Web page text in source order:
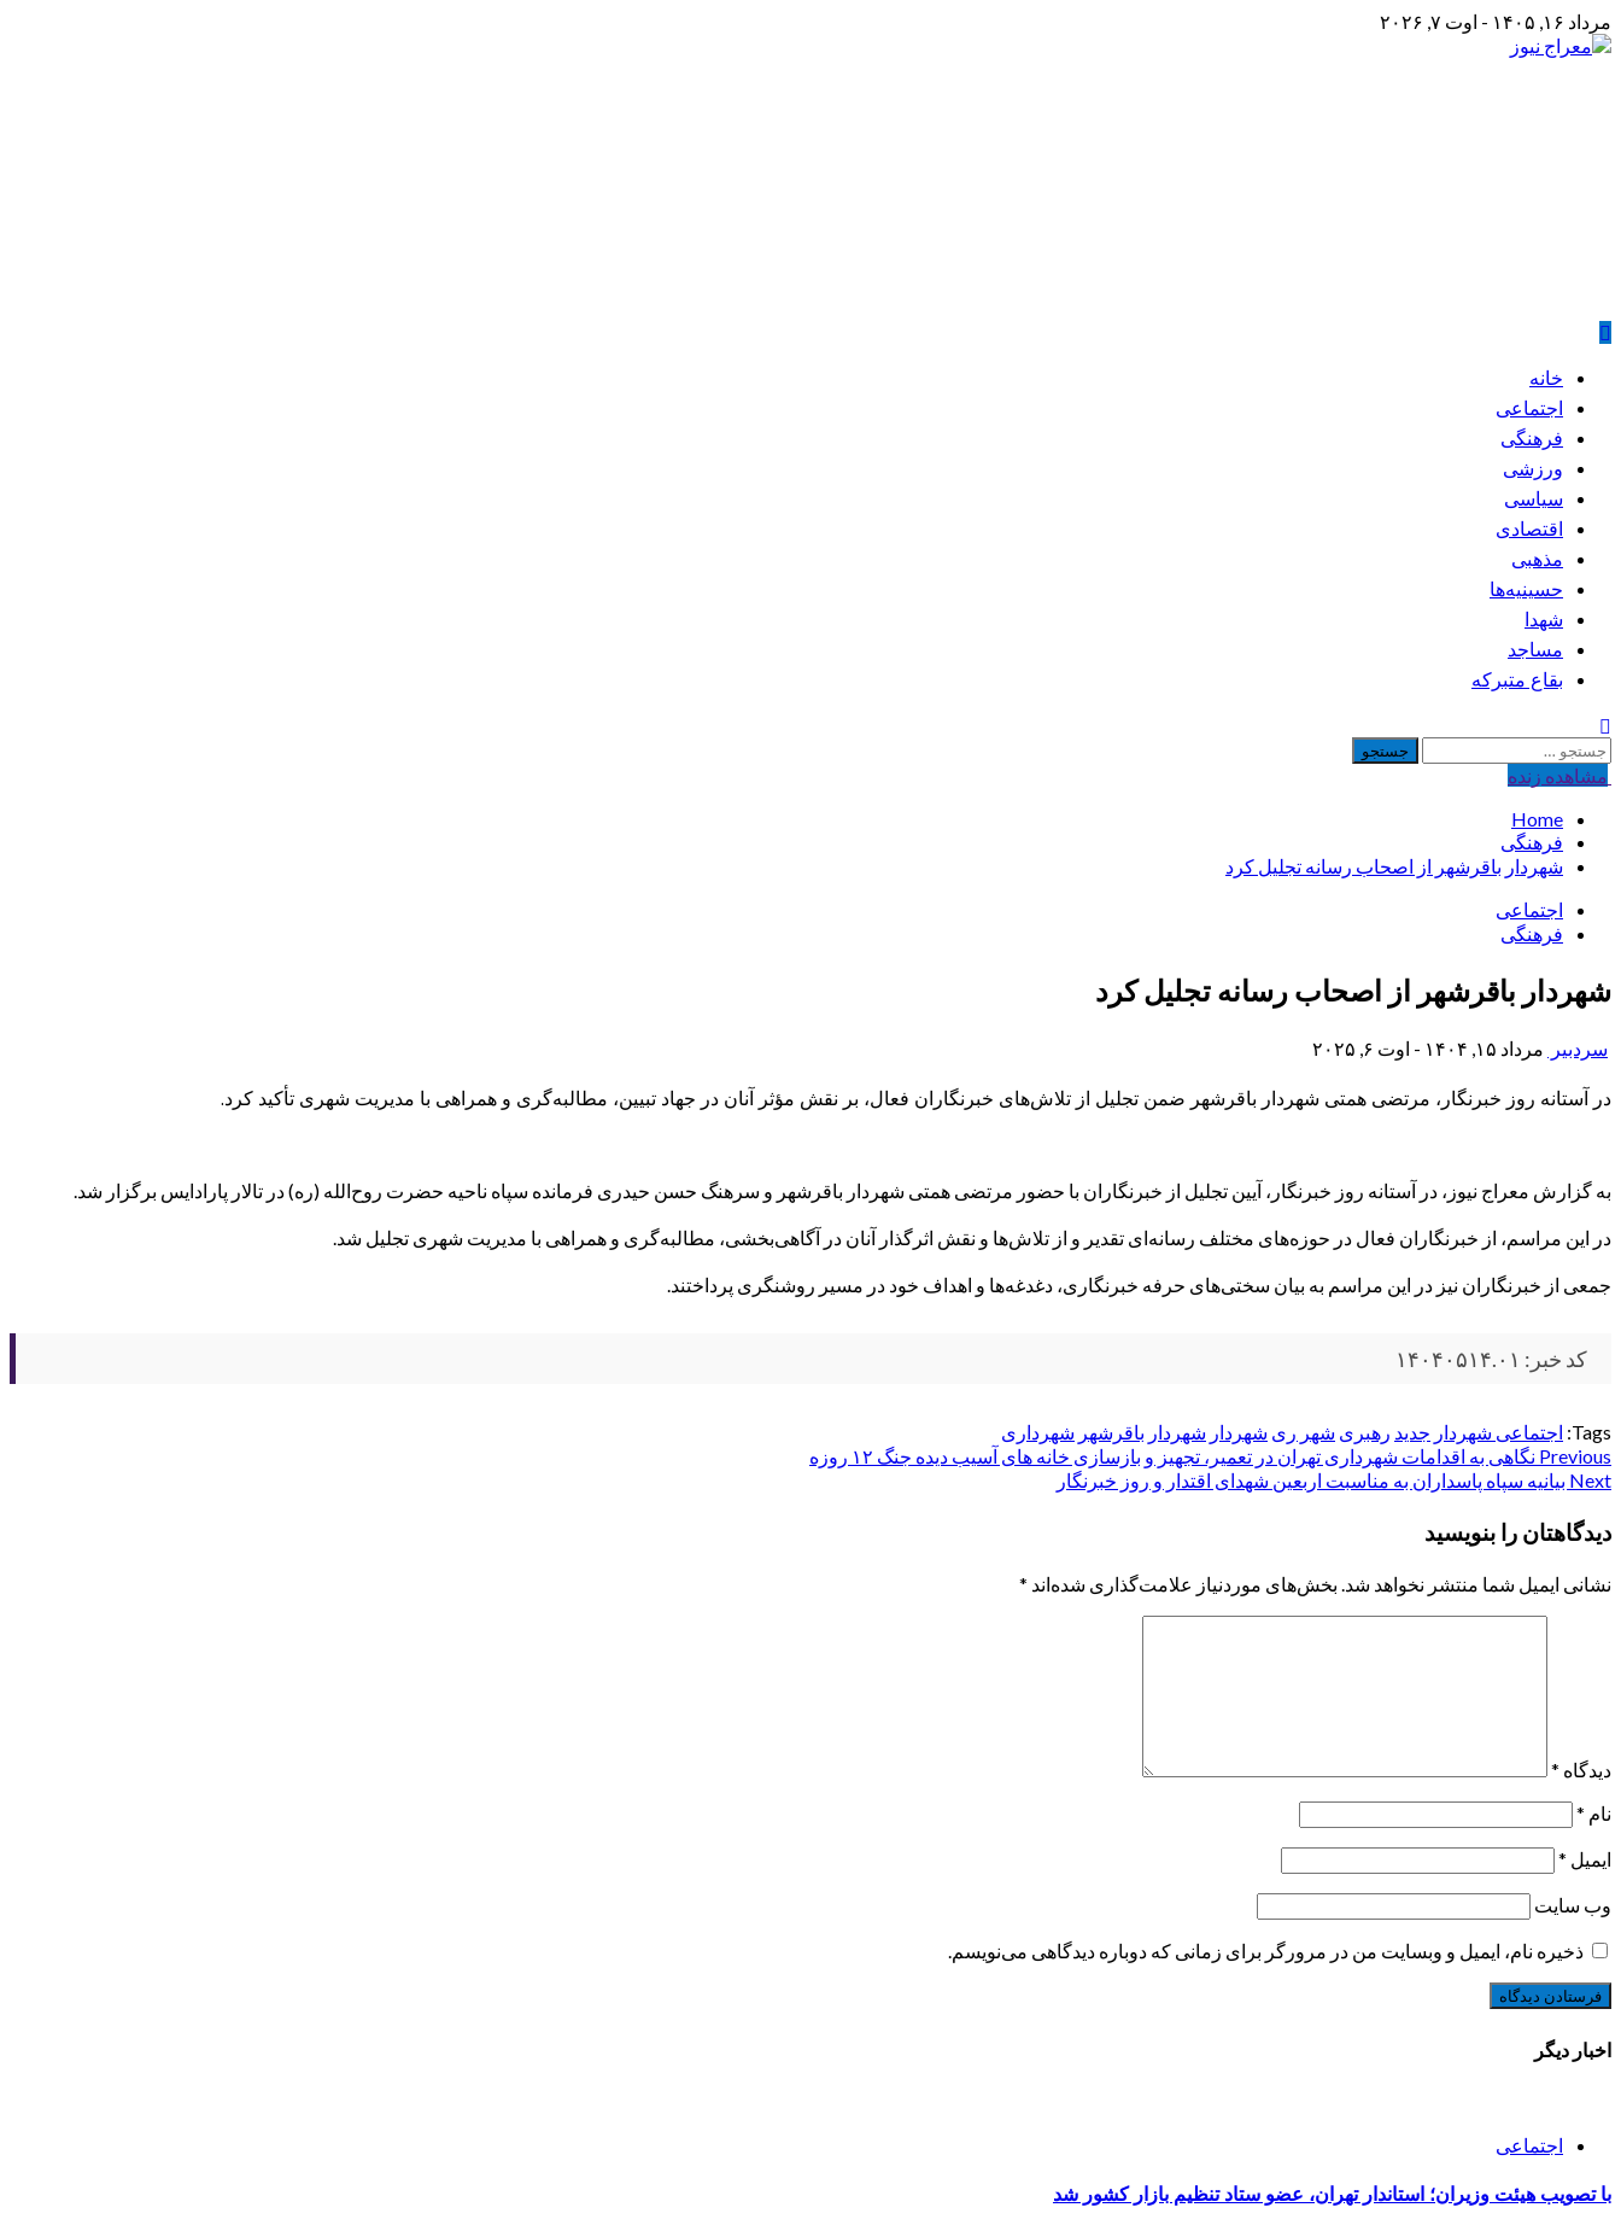
Skip
to
content
مرداد ۱۶, ۱۴۰۵ - اوت ۷, ۲۰۲۶
Primaryخانه
اجتماعی
فرهنگی
ورزشی
سیاسی
اقتصادی
مذهبی
حسینیه‌ها
شهدا
مساجد
بقاع متبرکه
جستجو
برای:
مشاهده‌ زنده
Home
فرهنگی
شهردار باقرشهر از اصحاب رسانه تجلیل کرد
اجتماعی
فرهنگی
شهردار باقرشهر از اصحاب رسانه تجلیل کرد
سردبیر مرداد ۱۵, ۱۴۰۴ - اوت ۶, ۲۰۲۵
در آستانه روز خبرنگار، مرتضی همتی شهردار باقرشهر ضمن تجلیل از تلاش‌های خبرنگاران فعال، بر نقش مؤثر آنان در جهاد تبیین، مطالبه‌گری و همراهی با مدیریت شهری تأکید کرد.
به گزارش معراج نیوز، در آستانه روز خبرنگار، آیین تجلیل از خبرنگاران با حضور مرتضی همتی شهردار باقرشهر و سرهنگ حسن حیدری فرمانده سپاه ناحیه حضرت روح‌الله (ره) در تالار پارادایس برگزار شد.
در این مراسم، از خبرنگاران فعال در حوزه‌های مختلف رسانه‌ای تقدیر و از تلاش‌ها و نقش اثرگذار آنان در آگاهی‌بخشی، مطالبه‌گری و همراهی با مدیریت شهری تجلیل شد.
جمعی از خبرنگاران نیز در این مراسم به بیان سختی‌های حرفه خبرنگاری، دغدغه‌ها و اهداف خود در مسیر روشنگری پرداختند.
کد خبر: ۱۴۰۴۰۵۱۴.۰۱
Tags: اجتماعی شهردار جدید رهبری شهر ری شهردار شهردار باقرشهر شهرداری
Post
navigation
Previous نگاهی به اقدامات شهرداری تهران در تعمیر، تجهیز و بازسازی خانه های آسیب دیده جنگ ۱۲ روزه
Next بیانیه سپاه پاسداران به مناسبت اربعین شهدای اقتدار و روز خبرنگار
دیدگاهتان را بنویسید
نشانی ایمیل شما منتشر نخواهد شد. بخش‌های موردنیاز علامت‌گذاری شده‌اند *
دیدگاه *
نام *
ایمیل *
وب‌ سایت
ذخیره نام، ایمیل و وبسایت من در مرورگر برای زمانی که دوباره دیدگاهی می‌نویسم.
اخبار دیگر
اجتماعی
با تصویب هیئت وزیران؛ استاندار تهران، عضو ستاد تنظیم بازار کشور شد